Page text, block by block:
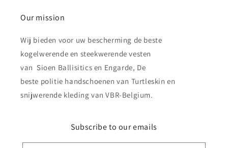
Our mission
Wij bieden voor uw bescherming de beste
kogelwerende en steekwerende vesten
van Sioen Ballisitics en Engarde, De
beste politie handschoenen van Turtleskin en
snijwerende kleding van VBR-Belgium.
Subscribe to our emails